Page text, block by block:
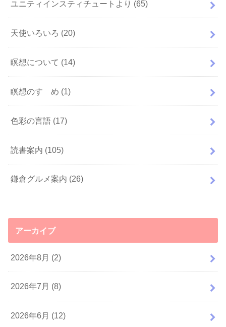
ユニティインスティチュートより (65)
天使いろいろ (20)
瞑想について (14)
瞑想のすゝめ (1)
色彩の言語 (17)
読書案内 (105)
鎌倉グルメ案内 (26)
アーカイブ
2026年8月 (2)
2026年7月 (8)
2026年6月 (12)